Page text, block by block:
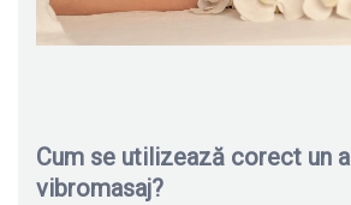
Cum se utilizează corect un
vibromasaj?